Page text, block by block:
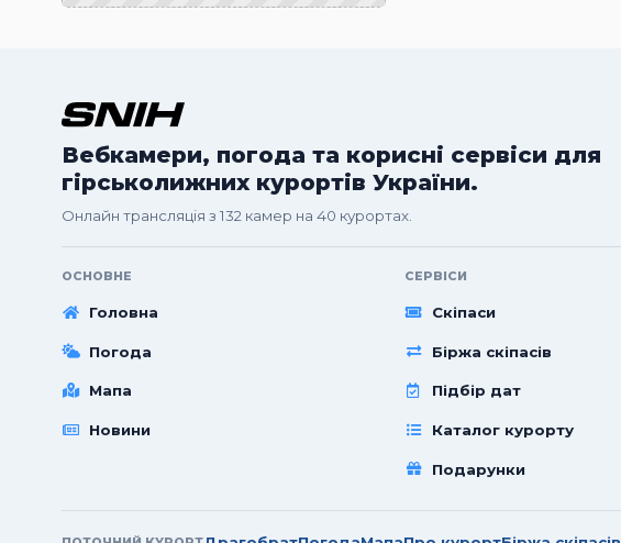
Вебкамери, погода та корисні сервіси для
гірськолижних курортів України.
Онлайн трансляція з 132 камер на 40 курортах.
ОСНОВНЕ
Головна
Погода
Мапа
Новини
СЕРВІСИ
Скіпаси
Біржа скіпасів
Підбір дат
Каталог курорту
Подарунки